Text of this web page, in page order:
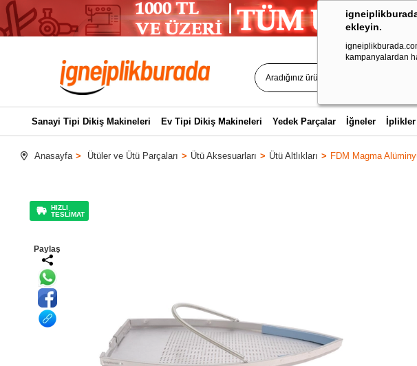
ekleyin.
kampanyalardan
Sanayi Tipi Dikiş Makineleri Ev Tipi Dikiş Makineleri Yedek Parçalar İğneler İplikler
Anasayfa Ütüler ve Ütü Parçaları Ütü Aksesuarları Ütü Altlıkları FDM Magma
HIZLI
TESLİMAT
Paylaş